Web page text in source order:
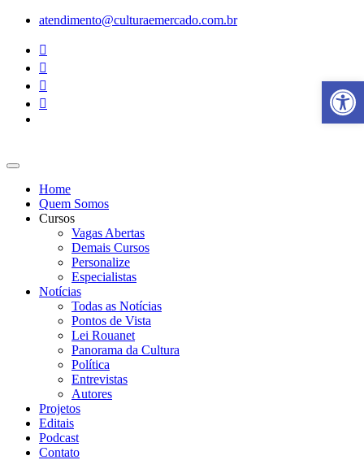
conteúdo
atendimento@culturaemercado.com.br
Home
Quem Somos
Cursos
Vagas Abertas
Demais Cursos
Personalize
Especialistas
Notícias
Todas as Notícias
Pontos de Vista
Lei Rouanet
Panorama da Cultura
Política
Entrevistas
Autores
Projetos
Editais
Podcast
Contato
Abrir a